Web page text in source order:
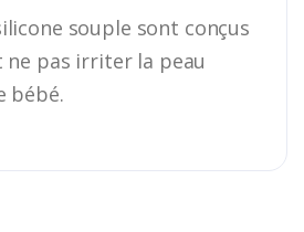
souple sont conçus
pas irriter la peau
bébé.